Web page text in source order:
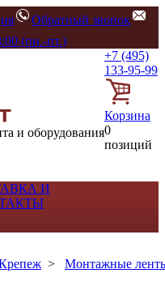
Обратный звонок
(пн.-пт.)
и оборудования
+7 (495)
133-95-99
Корзина
0
позиций
И
> Монтажные